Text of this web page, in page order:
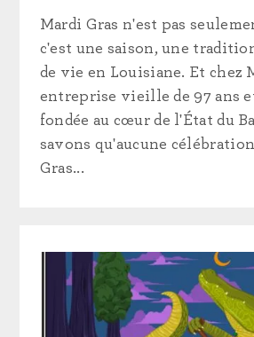
Mardi Gras n'est pas
c'est une saison, une
de vie en Louisiane. Et chez
entreprise vieille de 97 ans
fondée au cœur de l'État du
savons qu'aucune
Gras...